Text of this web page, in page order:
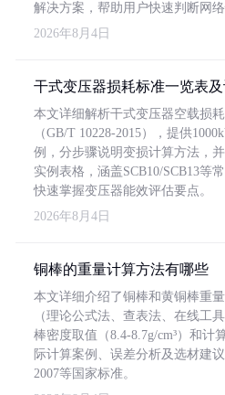
解决方案，帮助用户快速判断网络
2026年8月4日
干式变压器损耗标准一览表
本文详细解析干式变压器空载损
（GB/T 10228-2015），提供
例，分步骤说明变损计算方法，
实例表格，涵盖SCB10/SCB13等
快速掌握变压器能效评估要点。
2026年8月4日
铜棒的重量计算方法有哪些
本文详细介绍了铜棒和黄铜棒重
（理论公式法、查表法、在线工
棒密度取值（8.4-8.7g/cm³）和计
际计算案例、误差分析及选材建
2007等国家标准。